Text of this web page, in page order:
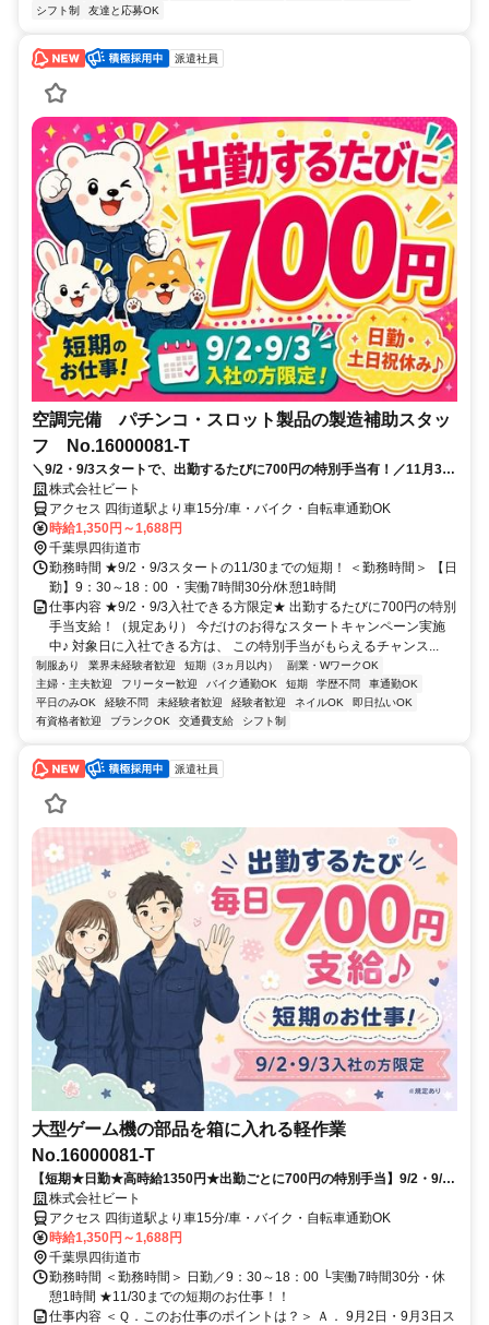
シフト制
友達と応募OK
派遣社員
空調完備 パチンコ・スロット製品の製造補助スタッ
フ No.16000081-T
＼9/2・9/3スタートで、出勤するたびに700円の特別手当有！／11月30
日までの短期★無料送迎あり♪空調完備♪男女活躍中！
株式会社ビート
アクセス 四街道駅より車15分/車・バイク・自転車通勤OK
時給1,350円～1,688円
千葉県四街道市
勤務時間 ★9/2・9/3スタートの11/30までの短期！ ＜勤務時間＞ 【日
勤】9：30～18：00 ・実働7時間30分/休憩1時間
仕事内容 ★9/2・9/3入社できる方限定★ 出勤するたびに700円の特別
手当支給！（規定あり） 今だけのお得なスタートキャンペーン実施
中♪ 対象日に入社できる方は、 この特別手当がもらえるチャンス...
制服あり 業界未経験者歓迎 短期（3ヵ月以内）
副業・WワークOK
主婦・主夫歓迎
フリーター歓迎 バイク通勤OK 短期 学歴不問
車通勤OK
平日のみOK
経験不問 未経験者歓迎 経験者歓迎 ネイルOK
即日払いOK
有資格者歓迎
ブランクOK 交通費支給 シフト制
派遣社員
大型ゲーム機の部品を箱に入れる軽作業
No.16000081-T
【短期★日勤★高時給1350円★出勤ごとに700円の特別手当】9/2・9/3
～11/30までの短期！未経験でもできる軽作業☆
株式会社ビート
アクセス 四街道駅より車15分/車・バイク・自転車通勤OK
時給1,350円～1,688円
千葉県四街道市
勤務時間 ＜勤務時間＞ 日勤／9：30～18：00 └実働7時間30分・休
憩1時間 ★11/30までの短期のお仕事！！
仕事内容 ＜Ｑ．このお仕事のポイントは？＞ Ａ． 9月2日・9月3日ス